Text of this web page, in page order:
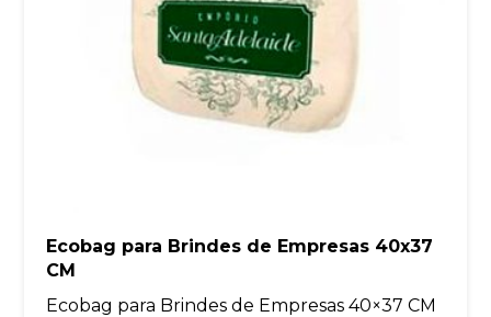
Ecobag para Brindes de Empresas 40x37
CM
Ecobag para Brindes de Empresas 40×37 CM